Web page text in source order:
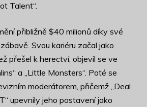
Talent“.
přibližně $40 milionů díky své
Svou kariéru začal jako
přešel k herectví, objevil se ve
a „Little Monsters“. Poté se
moderátorem, přičemž „Deal
upevnily jeho postavení jako